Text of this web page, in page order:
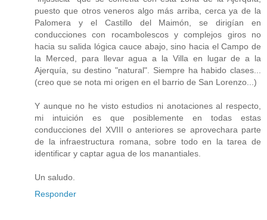
puesto que otros veneros algo más arriba, cerca ya de la
Palomera y el Castillo del Maimón, se dirigían en
conducciones con rocambolescos y complejos giros no
hacia su salida lógica cauce abajo, sino hacia el Campo de
la Merced, para llevar agua a la Villa en lugar de a la
Ajerquía, su destino "natural". Siempre ha habido clases...
(creo que se nota mi origen en el barrio de San Lorenzo...)
Y aunque no he visto estudios ni anotaciones al respecto,
mi intuición es que posiblemente en todas estas
conducciones del XVIII o anteriores se aprovechara parte
de la infraestructura romana, sobre todo en la tarea de
identificar y captar agua de los manantiales.
Un saludo.
Responder